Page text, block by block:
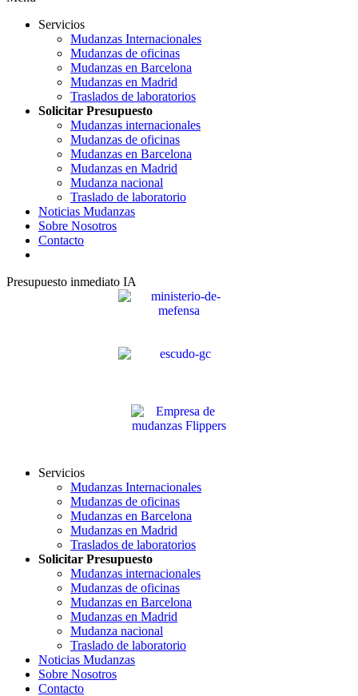
Servicios
Mudanzas Internacionales
Mudanzas de oficinas
Mudanzas en Barcelona
Mudanzas en Madrid
Traslados de laboratorios
Solicitar Presupuesto
Mudanzas internacionales
Mudanzas de oficinas
Mudanzas en Barcelona
Mudanzas en Madrid
Mudanza nacional
Traslado de laboratorio
Noticias Mudanzas
Sobre Nosotros
Contacto
Presupuesto inmediato IA
Servicios
Mudanzas Internacionales
Mudanzas de oficinas
Mudanzas en Barcelona
Mudanzas en Madrid
Traslados de laboratorios
Solicitar Presupuesto
Mudanzas internacionales
Mudanzas de oficinas
Mudanzas en Barcelona
Mudanzas en Madrid
Mudanza nacional
Traslado de laboratorio
Noticias Mudanzas
Sobre Nosotros
Contacto